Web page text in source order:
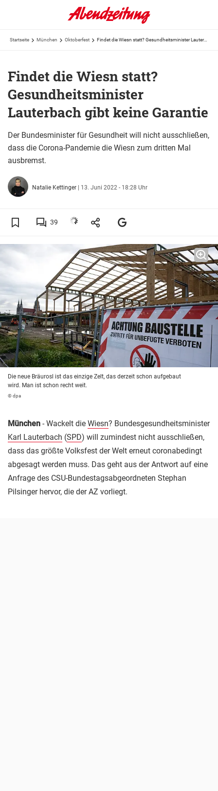
Startseite München Oktoberfest Findet die Wiesn statt? Gesundheitsminister Lauterbach gibt keine Garantie
Findet die Wiesn statt?
Gesundheitsminister
Lauterbach gibt keine Garantie
Der Bundesminister für Gesundheit will nicht ausschließen,
dass die Corona-Pandemie die Wiesn zum dritten Mal
ausbremst.
Natalie Kettinger | 13. Juni 2022 - 18:28 Uhr
39
Die neue Bräurosl ist das einzige Zelt, das derzeit schon aufgebaut
wird. Man ist schon recht weit.
© dpa
München - Wackelt die Wiesn? Bundesgesundheitsminister
Karl Lauterbach (SPD) will zumindest nicht ausschließen,
dass das größte Volksfest der Welt erneut coronabedingt
abgesagt werden muss. Das geht aus der Antwort auf eine
Anfrage des CSU-Bundestagsabgeordneten Stephan
Pilsinger hervor, die der AZ vorliegt.